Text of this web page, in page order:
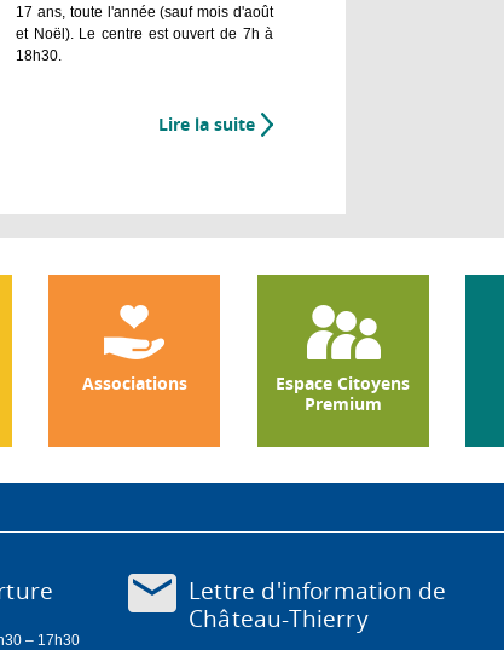
17 ans, toute l'année (sauf mois d'août
et Noël). Le centre est ouvert de 7h à
18h30.
Lire la suite de
Associations
Espace Citoyens
Premium
– 17h30
Lettre d'information de
Château-Thierry